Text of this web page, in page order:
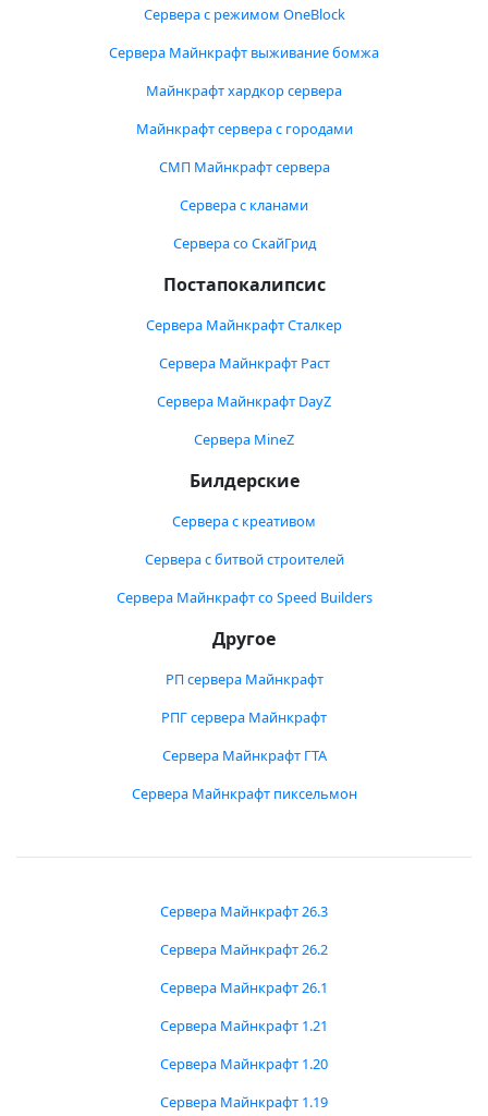
Сервера с режимом OneBlock
Сервера Майнкрафт выживание бомжа
Майнкрафт хардкор сервера
Майнкрафт сервера с городами
СМП Майнкрафт сервера
Сервера с кланами
Сервера со СкайГрид
Постапокалипсис
Сервера Майнкрафт Сталкер
Сервера Майнкрафт Раст
Сервера Майнкрафт DayZ
Сервера MineZ
Билдерские
Сервера с креативом
Сервера с битвой строителей
Сервера Майнкрафт со Speed Builders
Другое
РП сервера Майнкрафт
РПГ сервера Майнкрафт
Сервера Майнкрафт ГТА
Сервера Майнкрафт пиксельмон
Сервера Майнкрафт 26.3
Сервера Майнкрафт 26.2
Сервера Майнкрафт 26.1
Сервера Майнкрафт 1.21
Сервера Майнкрафт 1.20
Сервера Майнкрафт 1.19